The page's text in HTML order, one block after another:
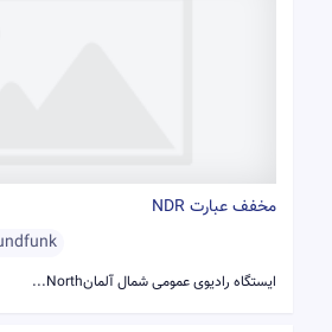
مخفف عبارت NDR
ایستگاه رادیوی عمومی شمال آلمانNorth...